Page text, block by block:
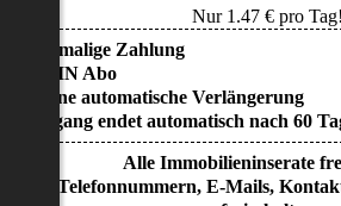
Nur 1.47€ pro Tag!
• Einmalige Zahlung
• KEIN Abo
• Keine automatische Verlängerung
• Zugang endet automatisch nach 60
Alle Immobilieninserate
Alle Telefonnummern, E-Mails,